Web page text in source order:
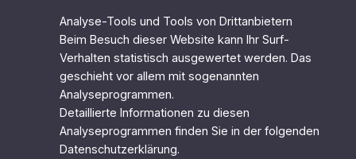
Analyse-Tools und Tools von Drittanbietern
Beim Besuch dieser Website kann Ihr Surf-
Verhalten statistisch ausgewertet werden. Das
geschieht vor allem mit sogenannten
Analyseprogrammen.
Detaillierte Informationen zu diesen
Analyseprogrammen finden Sie in der folgenden
Datenschutzerklärung.